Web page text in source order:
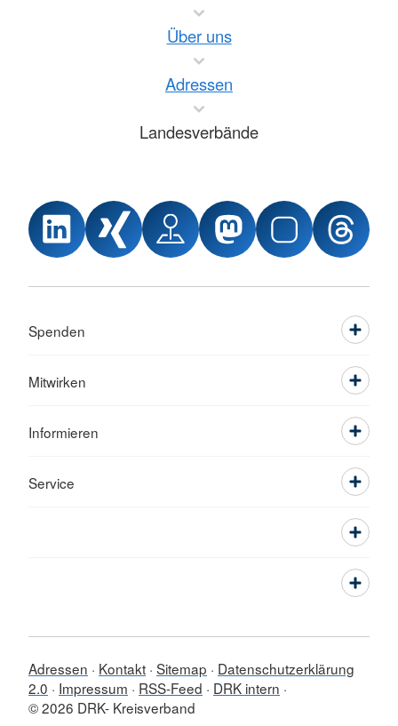
Über uns
Adressen
Landesverbände
Spenden
Mitwirken
Informieren
Service
Adressen Kontakt Sitemap
Datenschutzerklärung
2.0
Impressum RSS-Feed
DRK intern
© 2026 DRK- Kreisverband